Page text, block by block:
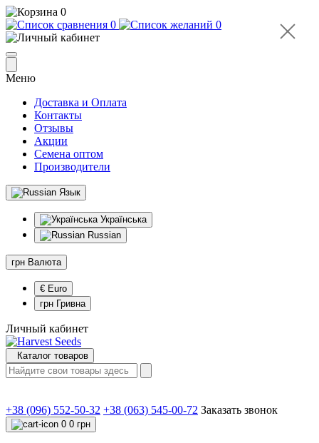
0
0
0
Меню
Доставка и Оплата
Контакты
Отзывы
Акции
Семена оптом
Производители
Язык
Українська
Russian
грн Валюта
€ Euro
грн Гривна
Личный кабинет
Каталог товаров
+38 (096) 552-50-32 +38 (063) 545-00-72 Заказать звонок
0 0 грн